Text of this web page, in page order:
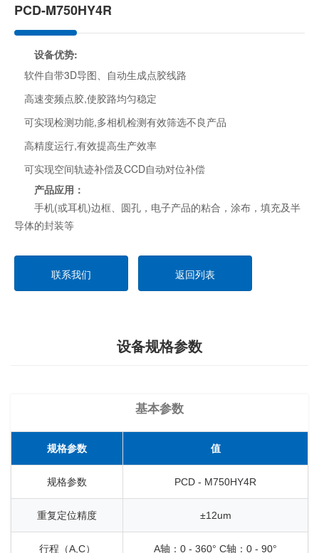
PCD-M750HY4R
设备优势:
软件自带3D导图、自动生成点胶线路
高速变频点胶,使胶路均匀稳定
可实现检测功能,多相机检测有效筛选不良产品
高精度运行,有效提高生产效率
可实现空间轨迹补偿及CCD自动对位补偿
产品应用：
手机(或耳机)边框、圆孔，电子产品的粘合，涂布，填充及半
导体的封装等
联系我们 返回列表
设备规格参数
基本参数
规格参数 值
规格参数 PCD - M750HY4R
重复定位精度 ±12um
行程（A,C） A轴：0 - 360° C轴：0 - 90°